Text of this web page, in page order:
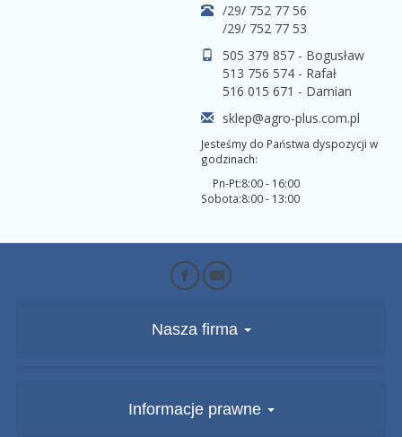
/29/ 752 77 56
/29/ 752 77 53
505 379 857 - Bogusław
513 756 574 - Rafał
516 015 671 - Damian
sklep@agro-plus.com.pl
Jesteśmy do Państwa dyspozycji w
godzinach:
Pn-Pt:
Sobota:
8:00 - 16:00
8:00 - 13:00
Nasza firma
Informacje prawne